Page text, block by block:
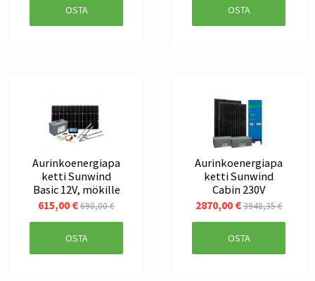
OSTA OSTA
Aurinkoenergiapa
ketti Sunwind
Basic 12V, mökille
615,00 €690,00 €
OSTA
Aurinkoenergiapa
ketti Sunwind
Cabin 230V
2870,00 €3948,35 €
OSTA